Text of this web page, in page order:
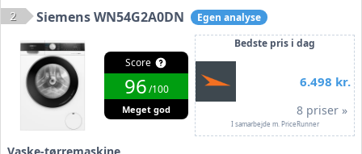
2 Siemens WN54G2A0DN Egen analyse
Score
96/100
Meget god
Bedste pris i dag
6.498 kr.
8 priser »
I samarbejde m. PriceRunner